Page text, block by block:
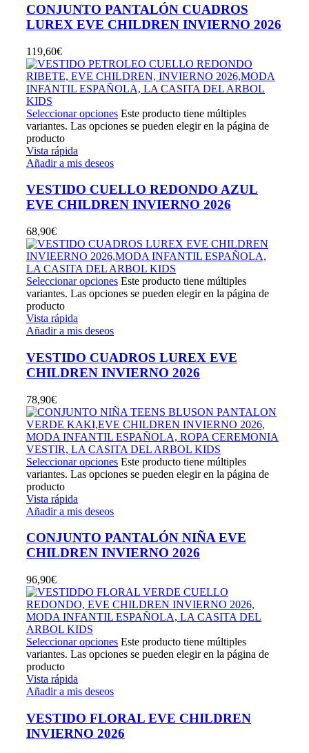
CONJUNTO PANTALÓN CUADROS
LUREX EVE CHILDREN INVIERNO 2026
119,60€
Seleccionar opciones Este producto tiene múltiples
variantes. Las opciones se pueden elegir en la página de
producto
Vista rápida
Añadir a mis deseos
VESTIDO CUELLO REDONDO AZUL
EVE CHILDREN INVIERNO 2026
68,90€
Seleccionar opciones Este producto tiene múltiples
variantes. Las opciones se pueden elegir en la página de
producto
Vista rápida
Añadir a mis deseos
VESTIDO CUADROS LUREX EVE
CHILDREN INVIERNO 2026
78,90€
Seleccionar opciones Este producto tiene múltiples
variantes. Las opciones se pueden elegir en la página de
producto
Vista rápida
Añadir a mis deseos
CONJUNTO PANTALÓN NIÑA EVE
CHILDREN INVIERNO 2026
96,90€
Seleccionar opciones Este producto tiene múltiples
variantes. Las opciones se pueden elegir en la página de
producto
Vista rápida
Añadir a mis deseos
VESTIDO FLORAL EVE CHILDREN
INVIERNO 2026